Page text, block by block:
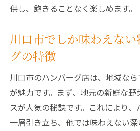
川口市の名物ソースの種類
地元食材を活かしたソー
ランチで楽しむべきソース
ハンバーグに合うサイド
川口市の隠れた名ソース
地元食材を使用した川口市の
を堪能しよう
供し、飽きることなく楽しめます。
川口市でしか味わえない
グの特徴
川口市のハンバーグ店は、地域な
が魅力です。まず、地元の新鮮な野
スが人気の秘訣です。これにより
一層引き立ち、他では味わえない深